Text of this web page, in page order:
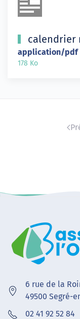
calendrier
application/pdf
178 Ko
6 rue de la
49500 Segré-
02 41 92 52 84